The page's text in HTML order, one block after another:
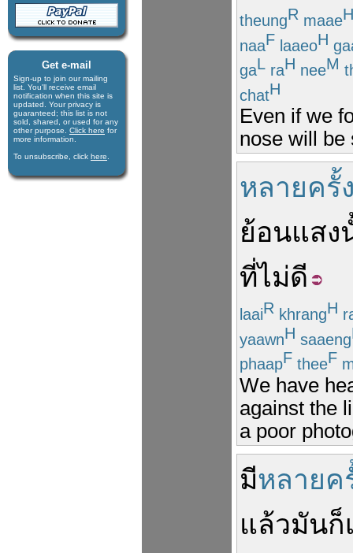
Get e-mail
Sign-up to join our mail­ing
list. You'll receive e­mail
notification when this site is
updated. Your privacy is
guaran­teed; this list is not
sold, shared, or used for any
other purpose. Click here for
more infor­mation.
To unsubscribe, click here
theungR maaeH
naaF laaeoH
gaL raH neeM
chatH
Even if we
nose will be
หลายครั้
ย้อนแสง
ที่ไม่ดี
laaiR khrangH
yaawnH saaeng
phaapF theeF
We have
against the
a poor
มีหลายค
แล้วมันก็